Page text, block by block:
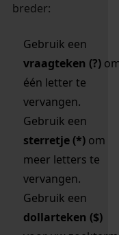
breder:
Gebruik een
vraagteken (?)
één letter te
vervangen.
Gebruik een
sterretje (*) om
meer letters te
vervangen.
Gebruik een
dollarteken ($)